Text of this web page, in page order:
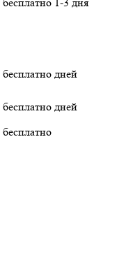
бесплатно дней
бесплатно дней
бесплатно